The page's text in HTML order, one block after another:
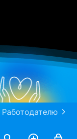
Работодателю